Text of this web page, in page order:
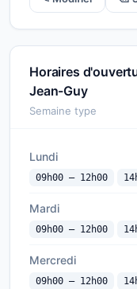
Horaires
Jean-Guy
Semaine type
Lundi
09h00 — 12h00
Mardi
09h00 — 12h00
Mercredi
09h00 — 12h00